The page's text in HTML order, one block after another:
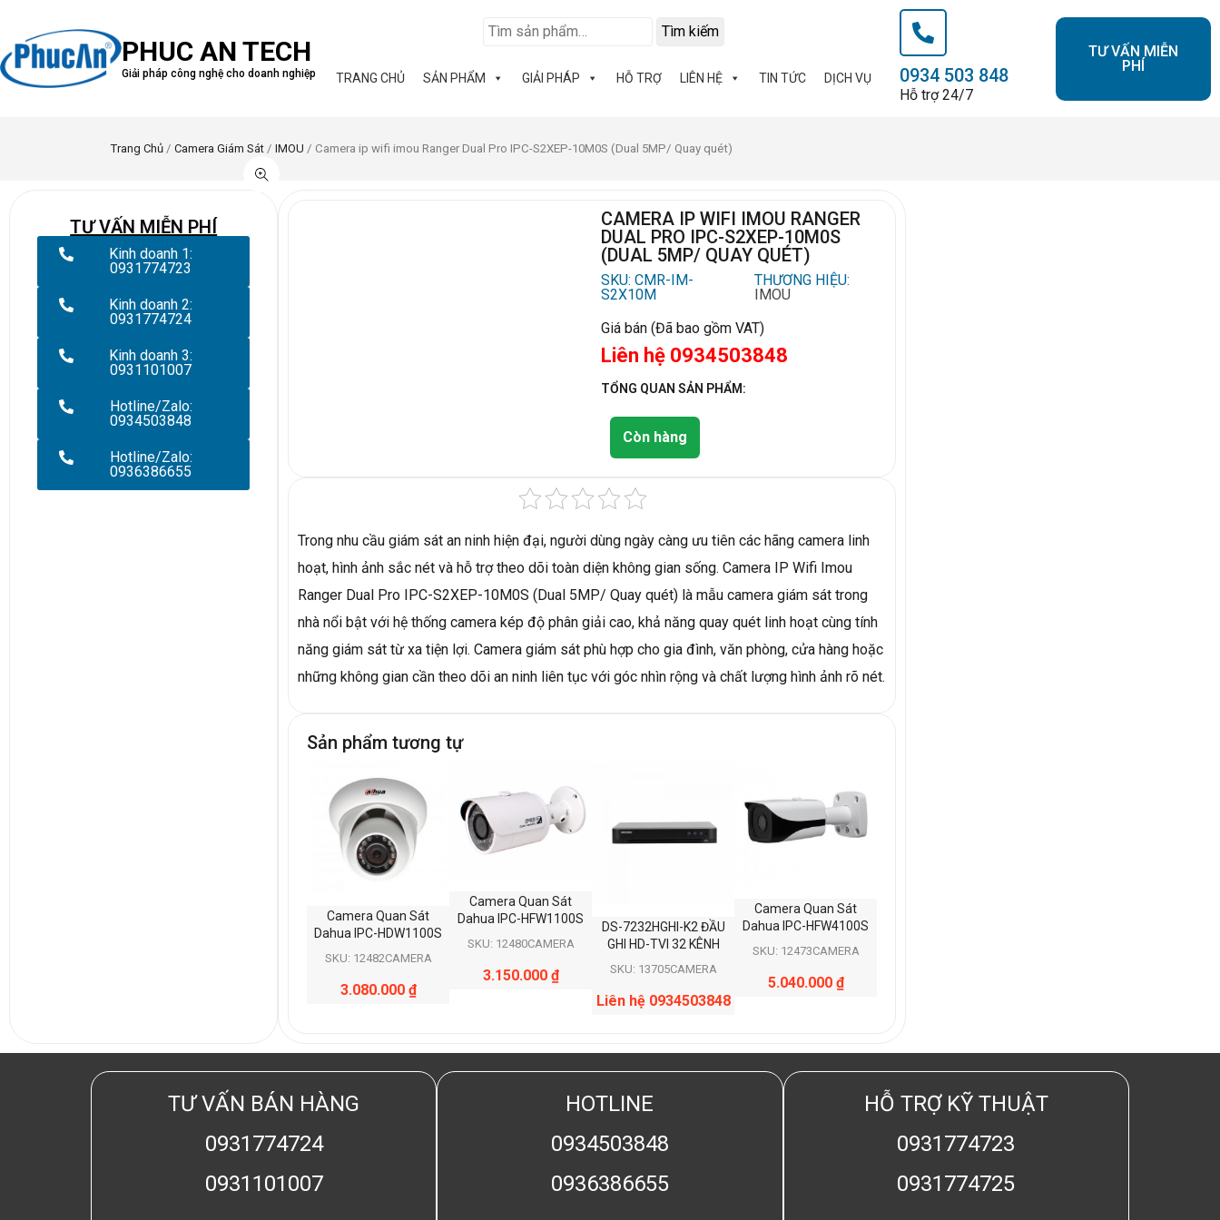
PHUC AN TECH
Giải pháp công nghệ cho doanh nghiệp
Tìm kiếm
TRANG CHỦ SẢN PHẨM GIẢI PHÁP HỖ TRỢ LIÊN HỆ TIN TỨC DỊCH VỤ 0934 503 848
Hỗ trợ 24/7
TƯ VẤN MIỄN
PHÍ
Trang Chủ / Camera Giám Sát / IMOU / Camera ip wifi imou Ranger Dual Pro IPC-S2XEP-10M0S (Dual 5MP/ Quay quét)
TƯ VẤN MIỄN PHÍ
Kinh doanh 1:
0931774723
Kinh doanh 2:
0931774724
Kinh doanh 3:
0931101007
Hotline/Zalo:
0934503848
Hotline/Zalo:
0936386655
CAMERA IP WIFI IMOU RANGER
DUAL PRO IPC-S2XEP-10M0S
(DUAL 5MP/ QUAY QUÉT)
SKU: CMR-IM-
S2X10M
THƯƠNG HIỆU:
IMOU
Giá bán (Đã bao gồm VAT)
Liên hệ 0934503848
TỔNG QUAN SẢN PHẨM:
Còn hàng
Trong nhu cầu giám sát an ninh hiện đại, người dùng ngày càng ưu tiên các hãng camera linh
hoạt, hình ảnh sắc nét và hỗ trợ theo dõi toàn diện không gian sống. Camera IP Wifi Imou
Ranger Dual Pro IPC-S2XEP-10M0S (Dual 5MP/ Quay quét) là mẫu camera giám sát trong
nhà nổi bật với hệ thống camera kép độ phân giải cao, khả năng quay quét linh hoạt cùng tính
năng giám sát từ xa tiện lợi. Camera giám sát phù hợp cho gia đình, văn phòng, cửa hàng hoặc
những không gian cần theo dõi an ninh liên tục với góc nhìn rộng và chất lượng hình ảnh rõ nét.
Sản phẩm tương tự
Camera Quan Sát
Dahua IPC-HDW1100S
SKU: 12482CAMERA
3.080.000 ₫
Camera Quan Sát
Dahua IPC-HFW1100S
SKU: 12480CAMERA
3.150.000 ₫
DS-7232HGHI-K2 ĐẦU
GHI HD-TVI 32 KÊNH
SKU: 13705CAMERA
Liên hệ 0934503848
Camera Quan Sát
Dahua IPC-HFW4100S
SKU: 12473CAMERA
5.040.000 ₫
TƯ VẤN BÁN HÀNG
0931774724
0931101007
HOTLINE
0934503848
0936386655
HỖ TRỢ KỸ THUẬT
0931774723
0931774725